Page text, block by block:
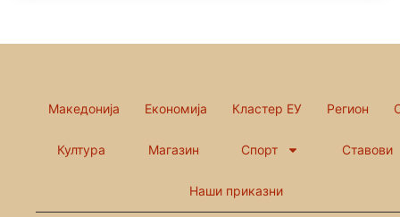
Македонија Економија Кластер ЕУ Регион
Култура Магазин Спорт Ставови
Наши приказни